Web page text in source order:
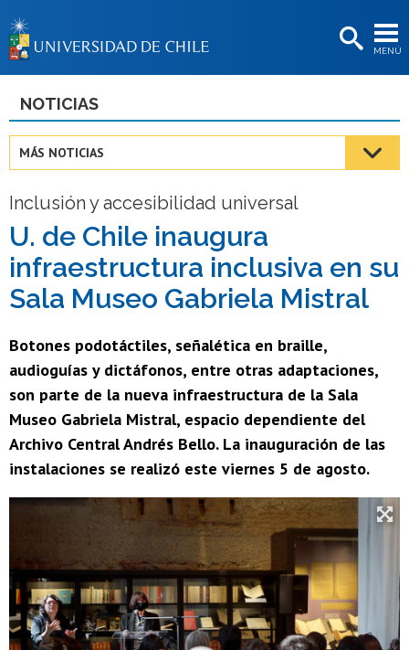
MENÚ
BIBLIOTECAS
Estudiantes
Académicas/os
Funcionarias/os
Egresadas/os
NOTICIAS
MÁS NOTICIAS
Inclusión y accesibilidad universal
U. de Chile inaugura
infraestructura inclusiva en su
Sala Museo Gabriela Mistral
Botones podotáctiles, señalética en braille,
audioguías y dictáfonos, entre otras adaptaciones,
son parte de la nueva infraestructura de la Sala
Museo Gabriela Mistral, espacio dependiente del
Archivo Central Andrés Bello. La inauguración de las
instalaciones se realizó este viernes 5 de agosto.